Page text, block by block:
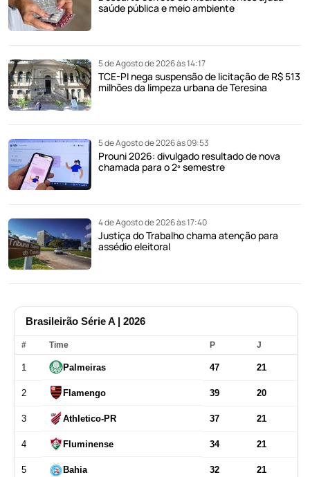
saúde pública e meio ambiente
5 de Agosto de 2026 às 14:17
TCE-PI nega suspensão de licitação de R$ 513
milhões da limpeza urbana de Teresina
5 de Agosto de 2026 às 09:53
Prouni 2026: divulgado resultado de nova
chamada para o 2º semestre
4 de Agosto de 2026 às 17:40
Justiça do Trabalho chama atenção para
assédio eleitoral